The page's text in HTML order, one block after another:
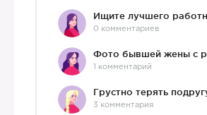
0 комментариев
1 комментарий
Грустно терять
3 комментария